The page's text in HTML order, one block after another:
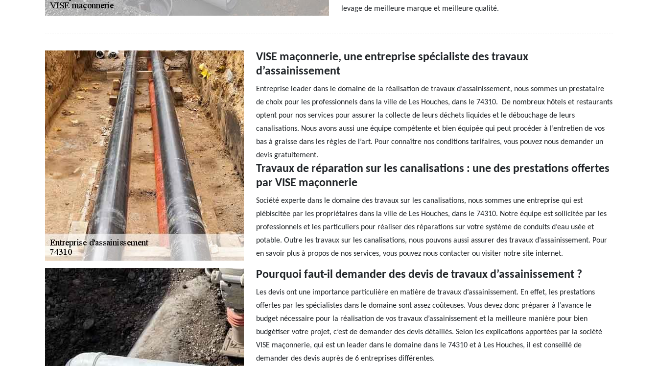
levage de meilleure marque et meilleure qualité.
VISE maçonnerie, une entreprise spécialiste des travaux
d’assainissement
Entreprise leader dans le domaine de la réalisation de travaux d’assainissement, nous sommes un prestataire
de choix pour les professionnels dans la ville de Les Houches, dans le 74310. De nombreux hôtels et restaurants
optent pour nos services pour assurer la collecte de leurs déchets liquides et le débouchage de leurs
canalisations. Nous avons aussi une équipe compétente et bien équipée qui peut procéder à l’entretien de vos
bas à graisse dans les règles de l’art. Pour connaître nos conditions tarifaires, vous pouvez nous demander un
devis gratuitement.
Travaux de réparation sur les canalisations : une des prestations offertes
par VISE maçonnerie
Société experte dans le domaine des travaux sur les canalisations, nous sommes une entreprise qui est
plébiscitée par les propriétaires dans la ville de Les Houches, dans le 74310. Notre équipe est sollicitée par les
professionnels et les particuliers pour réaliser des réparations sur votre système de conduits d’eau usée et
potable. Outre les travaux sur les canalisations, nous pouvons aussi assurer des travaux d’assainissement. Pour
en savoir plus à propos de nos services, vous pouvez nous contacter ou visiter notre site internet.
Pourquoi faut-il demander des devis de travaux d’assainissement ?
Les devis ont une importance particulière en matière de travaux d’assainissement. En effet, les prestations
offertes par les spécialistes dans le domaine sont assez coûteuses. Vous devez donc préparer à l’avance le
budget nécessaire pour la réalisation de vos travaux d’assainissement et la meilleure manière pour bien
budgétiser votre projet, c’est de demander des devis détaillés. Selon les explications apportées par la société
VISE maçonnerie, qui est un leader dans le domaine dans le 74310 et à Les Houches, il est conseillé de
demander des devis auprès de 6 entreprises différentes.